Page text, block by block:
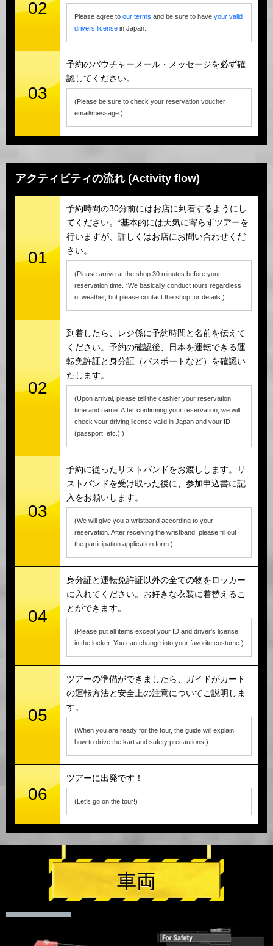
02 Please agree to our terms and be sure to have your valid
drivers license in Japan.
03
予約のバウチャーメール・メッセージを必ず確
認してください。
(Please be sure to check your reservation voucher
email/message.)
アクティビティの流れ (Activity flow)
01
予約時間の30分前にはお店に到着するようにし
てください。*基本的には天気に寄らずツアーを
行いますが、詳しくはお店にお問い合わせくだ
さい。
(Please arrive at the shop 30 minutes before your
reservation time. *We basically conduct tours regardless
of weather, but please contact the shop for details.)
02
到着したら、レジ係に予約時間と名前を伝えて
ください。予約の確認後、日本を運転できる運
転免許証と身分証（パスポートなど）を確認い
たします。
(Upon arrival, please tell the cashier your reservation
time and name. After confirming your reservation, we will
check your driving license valid in Japan and your ID
(passport, etc.).)
03
予約に従ったリストバンドをお渡しします。リ
ストバンドを受け取った後に、参加申込書に記
入をお願いします。
(We will give you a wristband according to your
reservation. After receiving the wristband, please fill out
the participation application form.)
04
身分証と運転免許証以外の全ての物をロッカー
に入れてください。お好きな衣装に着替えるこ
とができます。
(Please put all items except your ID and driver's license
in the locker. You can change into your favorite costume.)
05
ツアーの準備ができましたら、ガイドがカート
の運転方法と安全上の注意についてご説明しま
す。
(When you are ready for the tour, the guide will explain
how to drive the kart and safety precautions.)
06
ツアーに出発です！
(Let's go on the tour!)
車両